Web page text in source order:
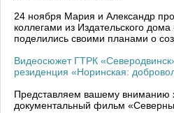
24 ноября Мария и Александр
коллегами из Издательского
поделились своими планами о
Видеосюжет ГТРК
резиденция «Норинская:
Представляем вашему вниманию
документальный фильм